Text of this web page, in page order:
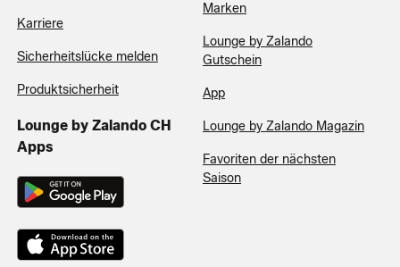
Karriere
Sicherheitslücke melden
Produktsicherheit
Lounge by Zalando CH
Apps
Marken
Lounge by Zalando
Gutschein
App
Lounge by Zalando Magazin
Favoriten der nächsten
Saison